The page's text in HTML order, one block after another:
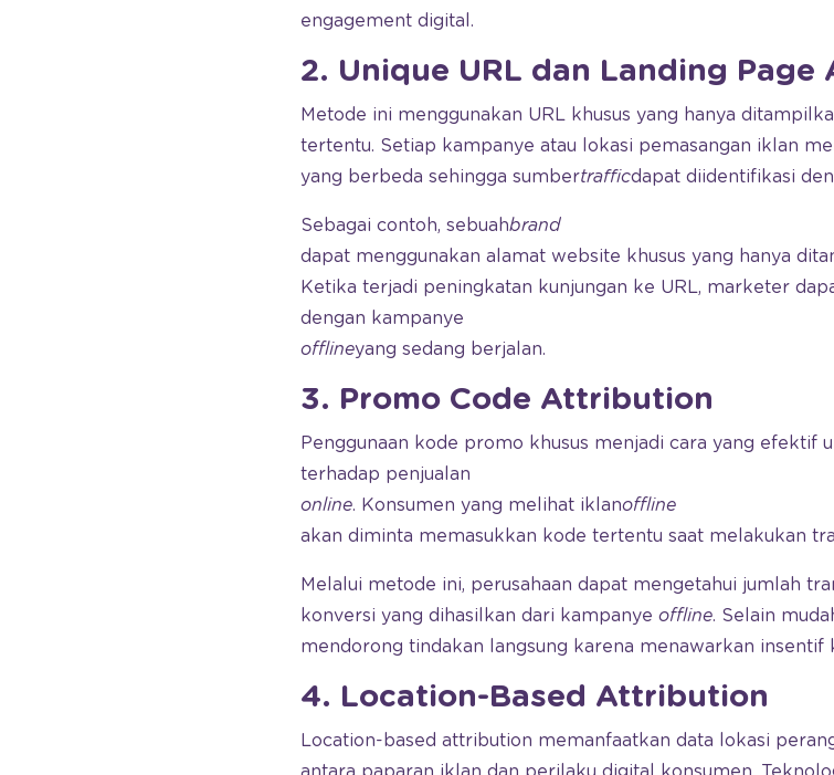
engagement digital.
2. Unique URL dan Landing
Metode ini menggunakan URL khusus yang hanya
tertentu. Setiap kampanye atau lokasi pemasangan iklan
yang berbeda sehingga sumbertrafficdapat diidentifikasi
Sebagai contoh, sebuahbrand
dapat menggunakan alamat website khusus yang hanya
Ketika terjadi peningkatan kunjungan ke URL, marketer
dengan kampanye
offlineyang sedang berjalan.
3. Promo Code Attribution
Penggunaan kode promo khusus menjadi cara yang efektif
terhadap penjualan
online. Konsumen yang melihat iklanoffline
akan diminta memasukkan kode tertentu saat melakukan
Melalui metode ini, perusahaan dapat mengetahui jumlah
konversi yang dihasilkan dari kampanye offline. Selain
mendorong tindakan langsung karena menawarkan insentif
4. Location-Based Attribution
Location-based attribution memanfaatkan data lokasi
antara paparan iklan dan perilaku digital konsumen.